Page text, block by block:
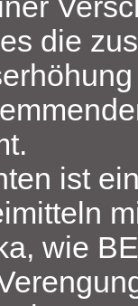
die
ist
wie